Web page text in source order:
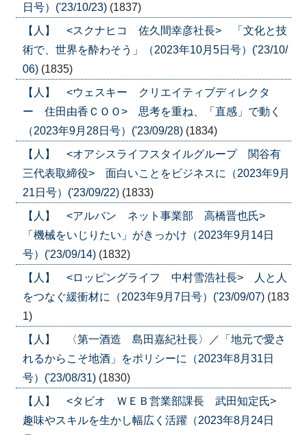
日号）('23/10/23) (1837)
【人】 <スクナヒコ 佐久間幸彦社長> 「文化と技
術で、世界を酔わそう」（2023年10月5日号）('23/10/
06) (1835)
【人】 <ウェスキー クリエイティブディレクタ
ー 住田由香ＣＯＯ> 思考を重ね、「直感」で動く
（2023年9月28日号）('23/09/28) (1834)
【人】 <オアシスライフスタイルグループ 関谷有
三代表取締役> 面白いことをビジネスに（2023年9月
21日号）('23/09/22) (1833)
【人】 <アルバン ネット事業部 高橋晋也氏>
「機械をいじりたい」がきっかけ（2023年9月14日
号）('23/09/14) (1832)
【人】 <ロッピングライフ 中村雪浩社長> 人と人
をつなぐ緩衝材に（2023年9月7日号）('23/09/07) (183
1)
【人】 〈第一酒造 島田嘉紀社長〉／「地元で愛さ
れるからこそ地酒」をポリシーに（2023年8月31日
号）('23/08/31) (1830)
【人】 <タビオ ＷＥＢ営業部課長 武田知定氏>
趣味やスキルを生かし幅広く活躍（2023年8月24日